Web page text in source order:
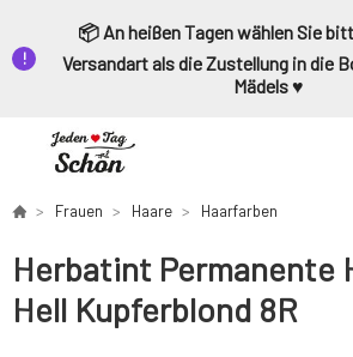
📦 An heißen Tagen wählen Sie
Versandart als die Zustellung in die
Mädels ♥️
Frauen Haare Haarfarben
Herbatint Permanente
Hell Kupferblond 8R